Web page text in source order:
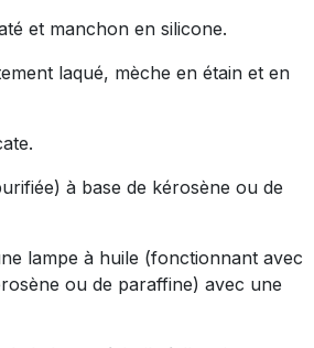
et manchon en silicone.
laqué, mèche en étain et en
à base de kérosène ou de
lampe à huile (fonctionnant avec
ou de paraffine) avec une